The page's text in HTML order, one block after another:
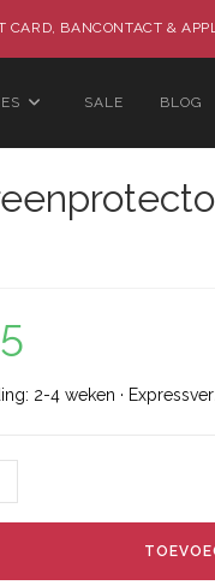
BANCONTACT &
SALE BLOG
2-4 weken ·